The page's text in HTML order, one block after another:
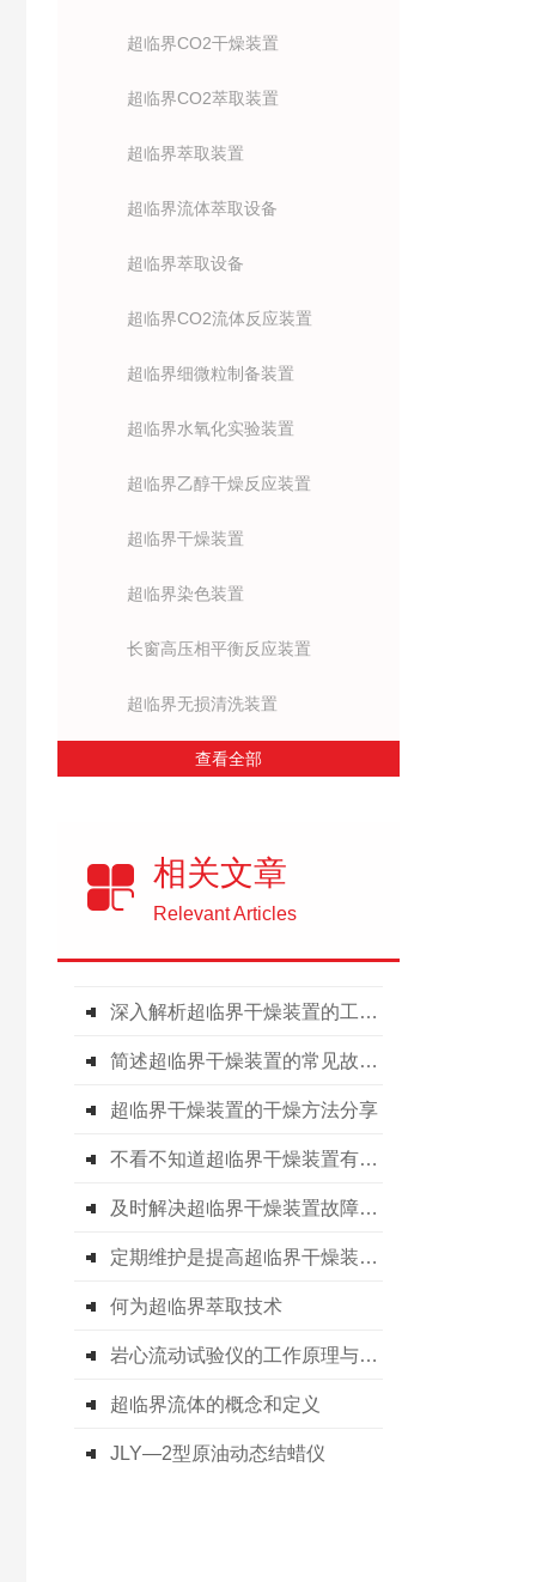
超临界CO2干燥装置
超临界CO2萃取装置
超临界萃取装置
超临界流体萃取设备
超临界萃取设备
超临界CO2流体反应装置
超临界细微粒制备装置
超临界水氧化实验装置
超临界乙醇干燥反应装置
超临界干燥装置
超临界染色装置
长窗高压相平衡反应装置
超临界无损清洗装置
查看全部
相关文章
Relevant Articles
深入解析超临界干燥装置的工作原理
简述超临界干燥装置的常见故障相应解决方法
超临界干燥装置的干燥方法分享
不看不知道超临界干燥装置有这么多的优点
及时解决超临界干燥装置故障是保障实验成功与设备长周期运行的关键
定期维护是提高超临界干燥装置实验结果准确性的关键
何为超临界萃取技术
岩心流动试验仪的工作原理与核心系统构成
超临界流体的概念和定义
JLY—2型原油动态结蜡仪